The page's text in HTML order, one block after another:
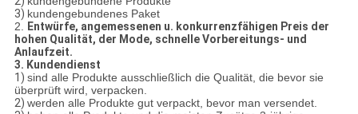
3) kundengebundenes Paket
2.
Entwürfe, angemessenen u. konkurrenzfähigen Preis der
hohen Qualität, der Mode, schnelle Vorbereitungs- und
Anlaufzeit.
3. Kundendienst
1) sind alle Produkte ausschließlich die Qualität, die bevor sie
überprüft wird, verpacken.
2) werden alle Produkte gut verpackt, bevor man versendet.